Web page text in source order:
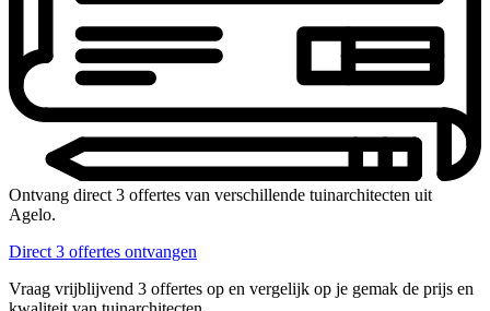
Ontvang direct 3 offertes van verschillende tuinarchitecten uit
Agelo.
Direct 3 offertes ontvangen
Vraag vrijblijvend 3 offertes op en vergelijk op je gemak de prijs en